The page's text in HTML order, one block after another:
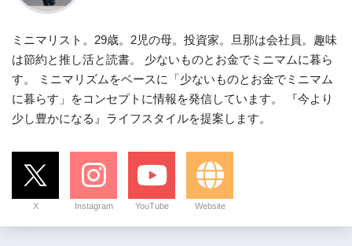
ミニマリスト。29歳。2児の母。投資家。旦那は会社員。趣味
は節約と推し活と読書。 少ないものとお金でミニマムに暮ら
す。 ミニマリズムをベースに「少ないものとお金でミニマム
に暮らす」をコンセプトに情報を発信しています。 『今より
少し豊かになる』ライフスタイルを提案します。
X Instagram YouTube Website